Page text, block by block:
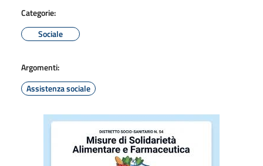
Categorie:
Sociale
Argomenti:
Assistenza sociale